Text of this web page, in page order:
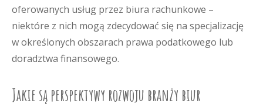
oferowanych usług przez biura rachunkowe –
niektóre z nich mogą zdecydować się na specjalizację
w określonych obszarach prawa podatkowego lub
doradztwa finansowego.
Jakie są perspektywy rozwoju branży biur